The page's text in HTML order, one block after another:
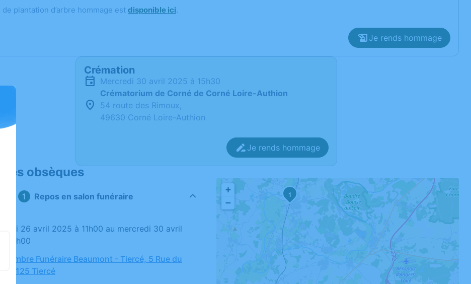
plantation d’arbre hommage est disponible ici.
Je rends hommage
Crémation
mercredi 30 avril 2025 à 15h30
Crématorium de Corné de Corné Loire-Authion
54 route des Rimoux,
49630 Corné Loire-Authion
Je rends hommage
obsèques
Repos en salon funéraire
à 15h00
Chambre Funéraire Beaumont - Tiercé, 5 Rue du
49125 Tiercé
1
+
−